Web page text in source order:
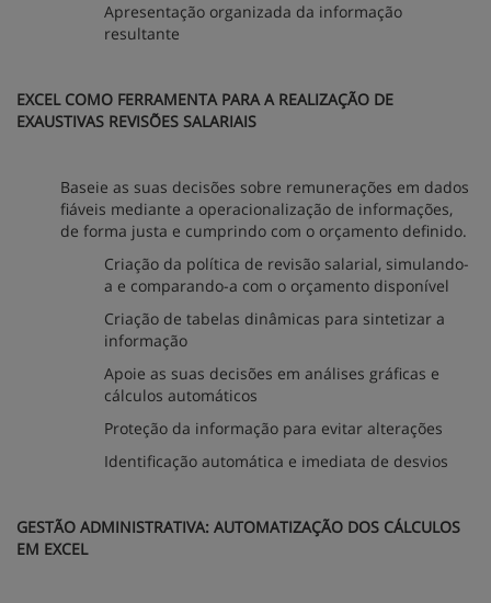
Apresentação organizada da informação
resultante
EXCEL COMO FERRAMENTA PARA A REALIZAÇÃO DE
EXAUSTIVAS REVISÕES SALARIAIS
Baseie as suas decisões sobre remunerações em dados
fiáveis mediante a operacionalização de informações,
de forma justa e cumprindo com o orçamento definido.
Criação da política de revisão salarial, simulando-
a e comparando-a com o orçamento disponível
Criação de tabelas dinâmicas para sintetizar a
informação
Apoie as suas decisões em análises gráficas e
cálculos automáticos
Proteção da informação para evitar alterações
Identificação automática e imediata de desvios
GESTÃO ADMINISTRATIVA: AUTOMATIZAÇÃO DOS CÁLCULOS
EM EXCEL